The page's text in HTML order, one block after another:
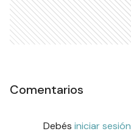
Comentarios
Debés iniciar sesión